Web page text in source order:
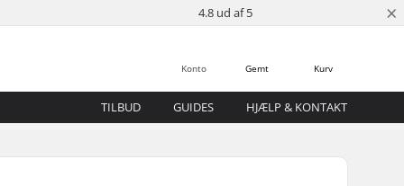
4.8 ud af 5 ×
Kurv
Gemt
Konto
TILBUD GUIDES HJÆLP & KONTAKT